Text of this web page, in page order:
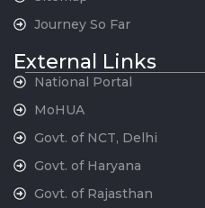
Journey So Far
External Links
National Portal
MoHUA
Govt. of NCT, Delhi
Govt. of Haryana
Govt. of Rajasthan